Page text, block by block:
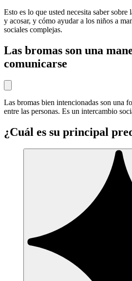
Esto es lo que usted necesita saber
y acosar, y cómo ayudar a los niños a
sociales complejas.
Las bromas son una
comunicarse
Las bromas bien intencionadas son una
entre las personas. Es un intercambio
¿Cuál es su principal